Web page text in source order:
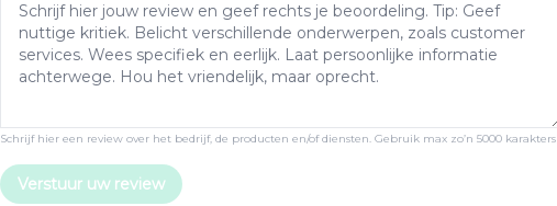
Schrijf hier een review over het bedrijf, de producten en/of diensten. Gebruik max zo’n 5000 karakters
Verstuur uw review